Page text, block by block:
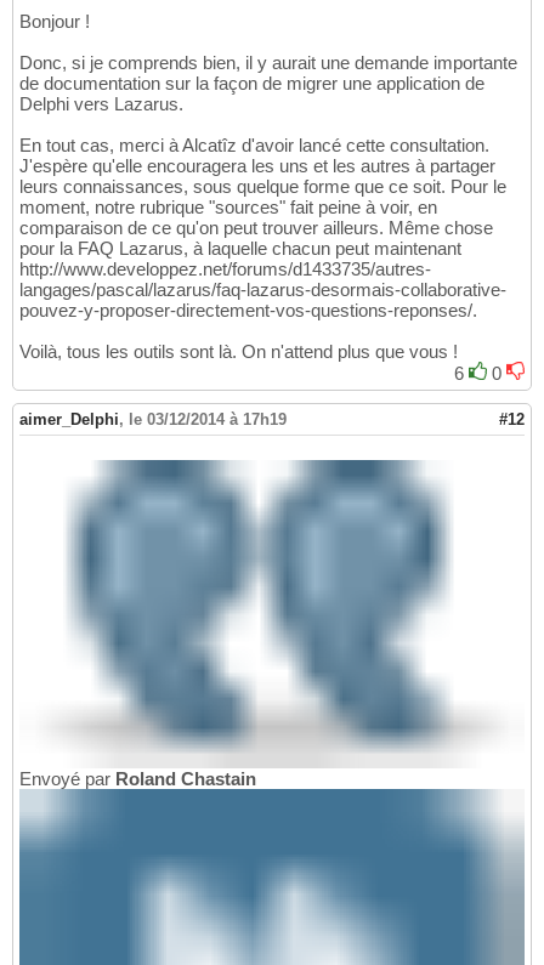
Bonjour !
Donc, si je comprends bien, il y aurait une demande importante
de documentation sur la façon de migrer une application de
Delphi vers Lazarus.
En tout cas, merci à Alcatîz d'avoir lancé cette consultation.
J'espère qu'elle encouragera les uns et les autres à partager
leurs connaissances, sous quelque forme que ce soit. Pour le
moment, notre rubrique "sources" fait peine à voir, en
comparaison de ce qu'on peut trouver ailleurs. Même chose
pour la FAQ Lazarus, à laquelle chacun peut maintenant
http://www.developpez.net/forums/d1433735/autres-
langages/pascal/lazarus/faq-lazarus-desormais-collaborative-
pouvez-y-proposer-directement-vos-questions-reponses/.
Voilà, tous les outils sont là. On n'attend plus que vous !
6
0
aimer_Delphi, le 03/12/2014 à 17h19 #12
Envoyé par Roland Chastain